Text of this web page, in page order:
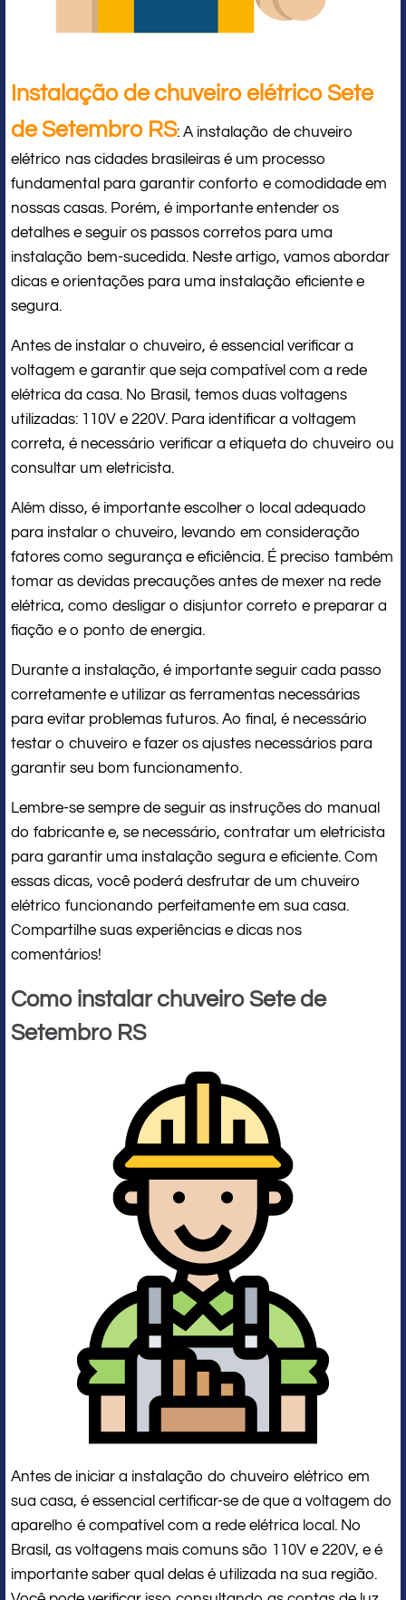
Instalação de chuveiro elétrico Sete
de Setembro RS: A instalação de chuveiro
elétrico nas cidades brasileiras é um processo
fundamental para garantir conforto e comodidade em
nossas casas. Porém, é importante entender os
detalhes e seguir os passos corretos para uma
instalação bem-sucedida. Neste artigo, vamos abordar
dicas e orientações para uma instalação eficiente e
segura.
Antes de instalar o chuveiro, é essencial verificar a
voltagem e garantir que seja compatível com a rede
elétrica da casa. No Brasil, temos duas voltagens
utilizadas: 110V e 220V. Para identificar a voltagem
correta, é necessário verificar a etiqueta do chuveiro ou
consultar um eletricista.
Além disso, é importante escolher o local adequado
para instalar o chuveiro, levando em consideração
fatores como segurança e eficiência. É preciso também
tomar as devidas precauções antes de mexer na rede
elétrica, como desligar o disjuntor correto e preparar a
fiação e o ponto de energia.
Durante a instalação, é importante seguir cada passo
corretamente e utilizar as ferramentas necessárias
para evitar problemas futuros. Ao final, é necessário
testar o chuveiro e fazer os ajustes necessários para
garantir seu bom funcionamento.
Lembre-se sempre de seguir as instruções do manual
do fabricante e, se necessário, contratar um eletricista
para garantir uma instalação segura e eficiente. Com
essas dicas, você poderá desfrutar de um chuveiro
elétrico funcionando perfeitamente em sua casa.
Compartilhe suas experiências e dicas nos
comentários!
Como instalar chuveiro Sete de
Setembro RS
Antes de iniciar a instalação do chuveiro elétrico em
sua casa, é essencial certificar-se de que a voltagem do
aparelho é compatível com a rede elétrica local. No
Brasil, as voltagens mais comuns são 110V e 220V, e é
importante saber qual delas é utilizada na sua região.